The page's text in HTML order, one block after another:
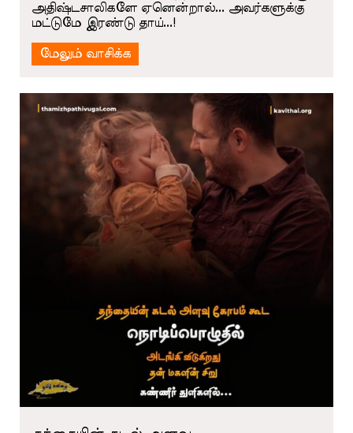
அதிஷ்டசாலிகளே ஏனென்றால்... அவர்களுக்கு
மட்டுமே இரண்டு தாய்...!
மேலும் வாசிக்க